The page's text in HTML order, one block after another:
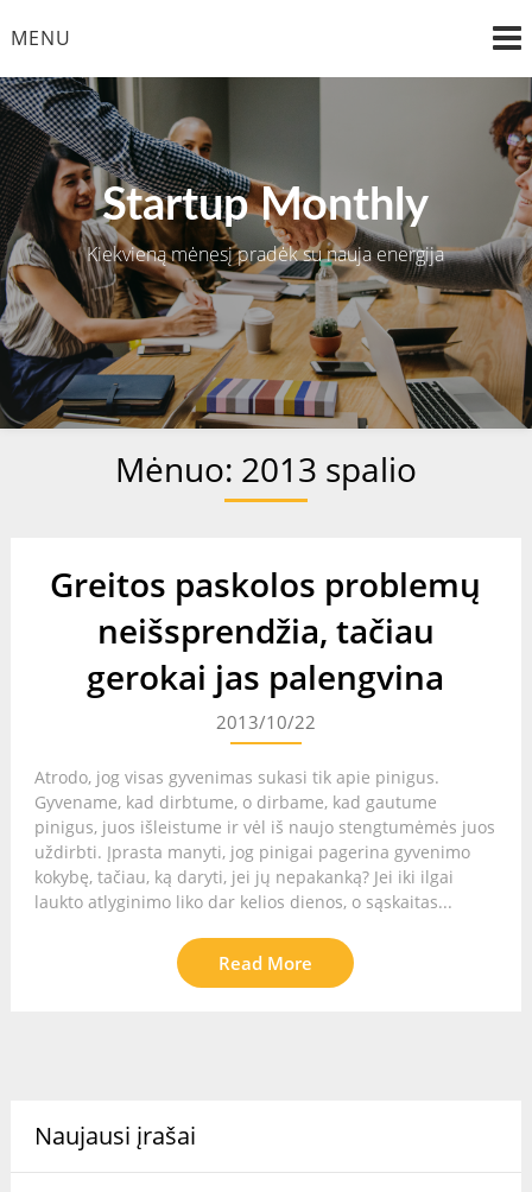
toMENU
Startup Monthly
Kiekvieną mėnesį pradėk su nauja energija
Mėnuo: 2013 spalio
Greitos paskolos problemų
neišsprendžia, tačiau
gerokai jas palengvina
2013/10/22
Atrodo, jog visas gyvenimas sukasi tik apie pinigus.
Gyvename, kad dirbtume, o dirbame, kad gautume
pinigus, juos išleistume ir vėl iš naujo stengtumėmės juos
uždirbti. Įprasta manyti, jog pinigai pagerina gyvenimo
kokybę, tačiau, ką daryti, jei jų nepakanką? Jei iki ilgai
laukto atlyginimo liko dar kelios dienos, o sąskaitas...
Read More
Naujausi įrašai